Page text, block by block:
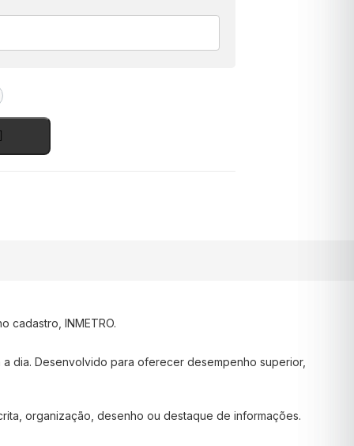
cadastro, INMETRO.
dia. Desenvolvido para oferecer desempenho superior,
organização, desenho ou destaque de informações.